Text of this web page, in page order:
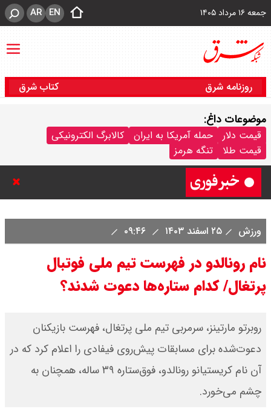
جمعه ۱۶ مرداد ۱۴۰۵ EN
AR
روزنامه شرق کتاب شرق
موضوعات داغ:
قیمت دلار حمله آمریکا به ایران
کالابرگ الکترونیکی
قیمت طلا
تنگه هرمز
ترکیه و عراق، پروژه کاهش وابستگی
به تنگه هرمز را کلید زدند + جزییات
ورزش ۲۵ اسفند ۱۴۰۳
نام رونالدو در فهرست تیم ملی فوتبال
پرتغال/ کدام ستاره‌ها دعوت شدند؟
روبرتو مارتینز، سرمربی تیم ملی پرتغال، فهرست بازیکنان
دعوت‌شده برای مسابقات پیش‌روی فیفادی را اعلام کرد که در
آن نام کریستیانو رونالدو، فوق‌ستاره ۳۹ ساله، همچنان به
چشم می‌خورد.